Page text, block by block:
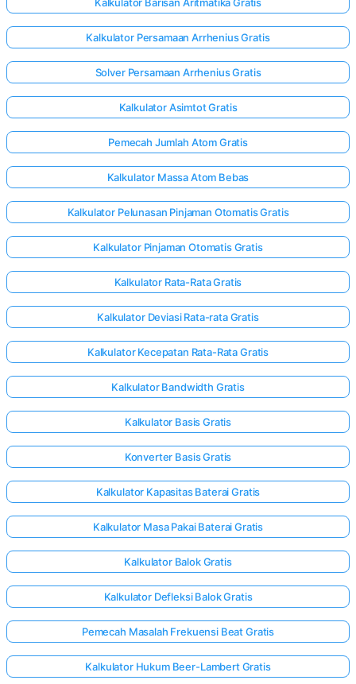
Ajukan
Anda
Kalkulator Persamaan Arrhenius Gratis
Solver Persamaan Arrhenius Gratis
Kalkulator Asimtot Gratis
Pemecah Jumlah Atom Gratis
Kalkulator Massa Atom Bebas
Kalkulator Pelunasan Pinjaman Otomatis Gratis
Kalkulator Pinjaman Otomatis Gratis
Kalkulator Rata-Rata Gratis
Kalkulator Deviasi Rata-rata Gratis
Kalkulator Kecepatan Rata-Rata Gratis
Kalkulator Bandwidth Gratis
Kalkulator Basis Gratis
Konverter Basis Gratis
Kalkulator Kapasitas Baterai Gratis
Kalkulator Masa Pakai Baterai Gratis
Kalkulator Balok Gratis
Kalkulator Defleksi Balok Gratis
Pemecah Masalah Frekuensi Beat Gratis
Kalkulator Hukum Beer-Lambert Gratis